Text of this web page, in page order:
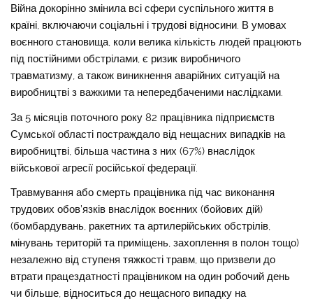
Війна докорінно змінила всі сфери суспільного життя в
країні, включаючи соціальні і трудові відносини. В умовах
воєнного становища, коли велика кількість людей працюють
під постійними обстрілами, є ризик виробничого
травматизму, а також виникнення аварійних ситуацій на
виробництві з важкими та непередбаченими наслідками.
За 5 місяців поточного року 82 працівника підприємств
Сумської області постраждало від нещасних випадків на
виробництві, більша частина з них (67%) внаслідок
військової агресії російської федерації.
Травмування або смерть працівника під час виконання
трудових обов’язків внаслідок воєнних (бойових дій)
(бомбардувань, ракетних та артилерійських обстрілів,
мінувань територій та приміщень, захоплення в полон тощо)
незалежно від ступеня тяжкості травм, що призвели до
втрати працездатності працівником на один робочий день
чи більше, відноситься до нещасного випадку на